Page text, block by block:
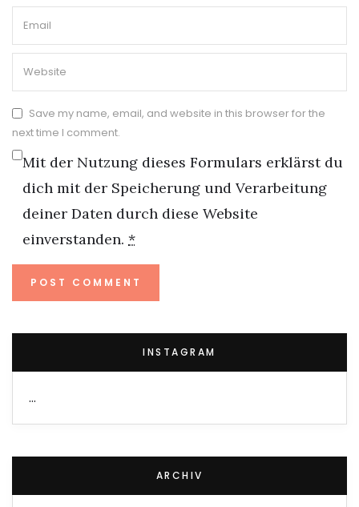
Save my name, email, and website in this browser for the
next time I comment.
Mit der Nutzung dieses Formulars erklärst du
dich mit der Speicherung und Verarbeitung
deiner Daten durch diese Website
einverstanden. *
INSTAGRAM
…
ARCHIV